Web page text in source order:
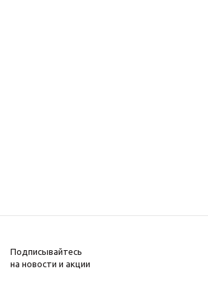
Подписывайтесь
на новости и акции